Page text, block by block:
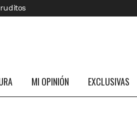
MI OPINIÓN EXCLUSIVAS